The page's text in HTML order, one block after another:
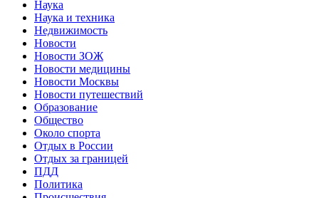
Наука
Наука и техника
Недвижимость
Новости
Новости ЗОЖ
Новости медицины
Новости Москвы
Новости путешествий
Образование
Общество
Около спорта
Отдых в России
Отдых за границей
ПДД
Политика